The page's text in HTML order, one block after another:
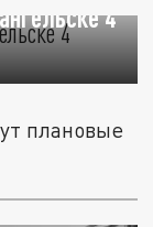
4
плановые